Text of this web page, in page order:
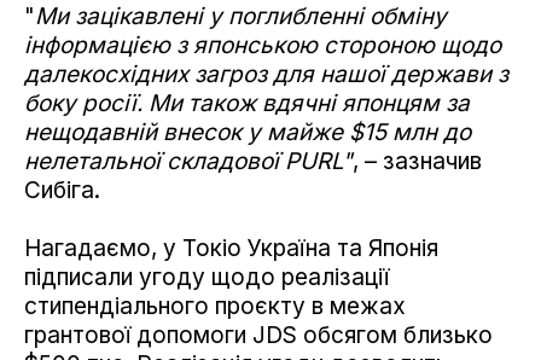
"Ми зацікавлені у поглибленні обміну
інформацією з японською стороною щодо
далекосхідних загроз для нашої держави з
боку росії. Ми також вдячні японцям за
нещодавній внесок у майже $15 млн до
нелетальної складової PURL", – зазначив
Сибіга.
Нагадаємо, у Токіо Україна та Японія
підписали угоду щодо реалізації
стипендіального проєкту в межах
грантової допомоги JDS обсягом близько